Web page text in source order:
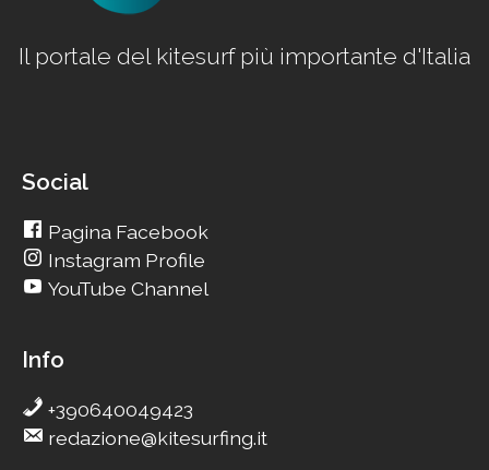
Il portale del kitesurf più importante d'Italia
Social
Pagina Facebook
Instagram Profile
YouTube Channel
Info
+390640049423
redazione@kitesurfing.it